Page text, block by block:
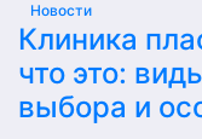
Новости
Клиника
что это:
выбора и